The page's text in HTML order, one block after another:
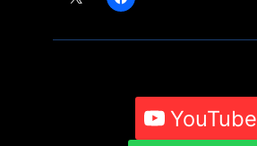
YouTube